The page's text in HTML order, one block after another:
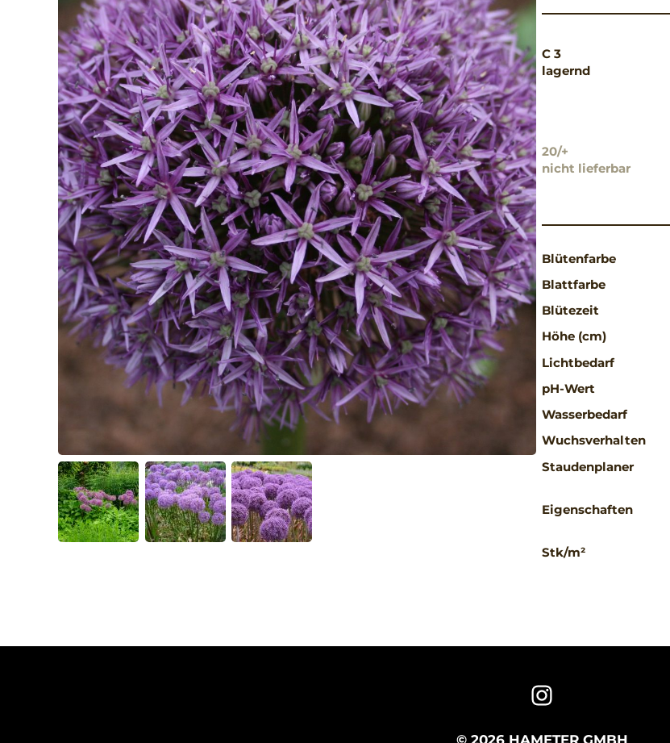
C 3
lagernd
20/+
nicht lieferbar
Blütenfarbe
Blattfarbe
Blütezeit
Höhe (cm)
Lichtbedarf
pH-Wert
Wasserbedarf
Wuchsverhalten
Staudenplaner
Eigenschaften
Stk/m²
© 2026 HAMETER GMBH